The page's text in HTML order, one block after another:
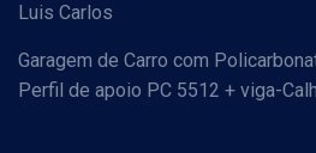
Luis Carlos
Garagem de Carro com
Perfil de apoio PC 5512 + viga-